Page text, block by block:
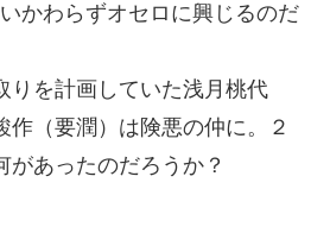
かわらずオセロに興じるのだ
りを計画していた浅月桃代
作（要潤）は険悪の仲に。２
があったのだろうか？